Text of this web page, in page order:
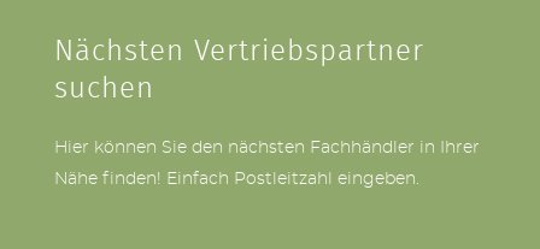
Nächsten Vertriebspartner
suchen
Hier können Sie den nächsten Fachhändler in Ihrer
Nähe finden! Einfach Postleitzahl eingeben.